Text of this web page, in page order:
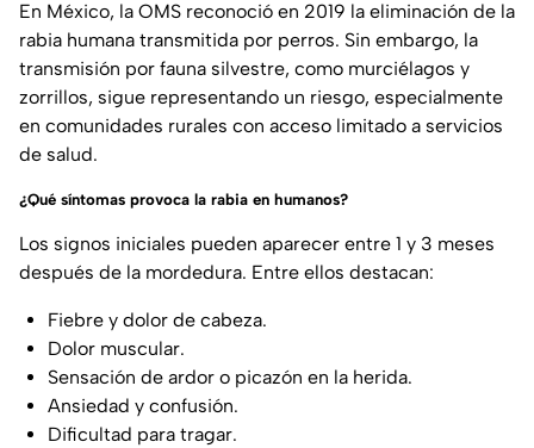
En México, la OMS reconoció en 2019 la eliminación de la
rabia humana transmitida por perros. Sin embargo, la
transmisión por fauna silvestre, como murciélagos y
zorrillos, sigue representando un riesgo, especialmente
en comunidades rurales con acceso limitado a servicios
de salud.
¿Qué síntomas provoca la rabia en humanos?
Los signos iniciales pueden aparecer entre 1 y 3 meses
después de la mordedura. Entre ellos destacan:
Fiebre y dolor de cabeza.
Dolor muscular.
Sensación de ardor o picazón en la herida.
Ansiedad y confusión.
Dificultad para tragar.